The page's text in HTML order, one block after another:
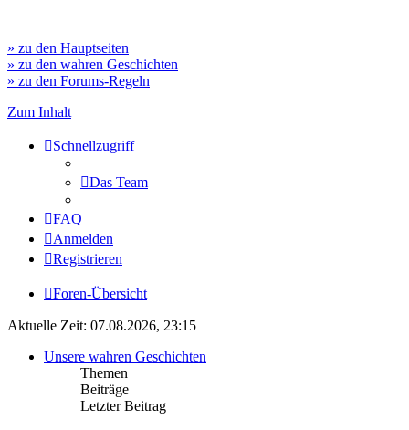
» zu den Hauptseiten
» zu den wahren Geschichten
» zu den Forums-Regeln
Zum Inhalt
Schnellzugriff
Das Team
FAQ
Anmelden
Registrieren
Foren-Übersicht
Aktuelle Zeit: 07.08.2026, 23:15
Unsere wahren Geschichten
Themen
Beiträge
Letzter Beitrag